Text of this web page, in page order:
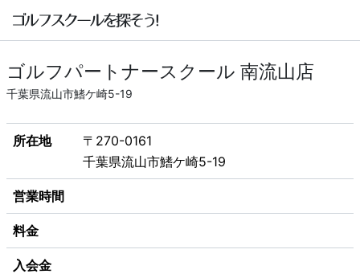
ゴルフパートナースクール 南流山店
千葉県流山市鰭ケ崎5-19
所在地
〒270-0161
千葉県流山市鰭ケ崎5-19
営業時間
料金
入会金